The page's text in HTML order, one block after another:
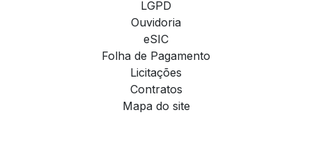
LGPD
Ouvidoria
eSIC
Folha de Pagamento
Licitações
Contratos
Mapa do site